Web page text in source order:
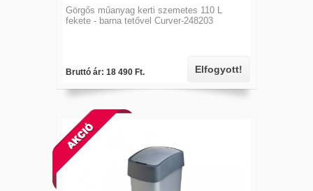
Görgős műanyag kerti szemetes 110 L
fekete - barna tetővel Curver-248203
Bruttó ár: 18 490 Ft. Elfogyott!